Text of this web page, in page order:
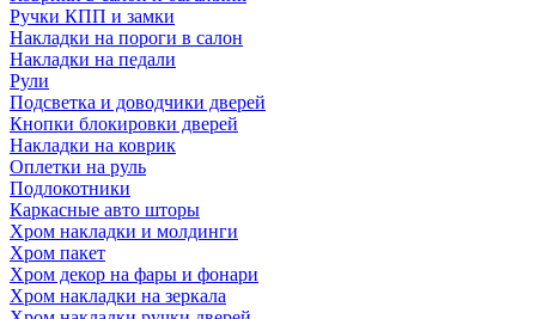
Ручки КПП и замки
Накладки на пороги в салон
Накладки на педали
Рули
Подсветка и доводчики дверей
Кнопки блокировки дверей
Накладки на коврик
Оплетки на руль
Подлокотники
Каркасные авто шторы
Хром накладки и молдинги
Хром пакет
Хром декор на фары и фонари
Хром накладки на зеркала